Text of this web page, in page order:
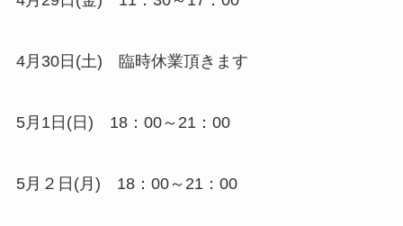
4月30日(土) 臨時休業頂きます
5月1日(日) 18：00～21：00
5月２日(月) 18：00～21：00